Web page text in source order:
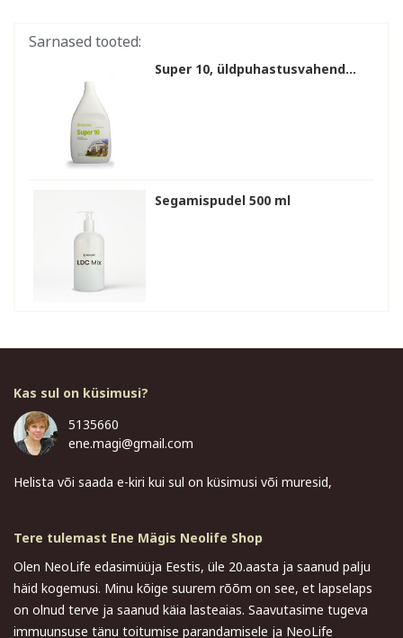
Sarnased tooted:
Super 10, üldpuhastusvahend...
Segamispudel 500 ml
Kas sul on küsimusi?
5135660
ene.magi@gmail.com
Helista või saada e-kiri kui sul on küsimusi või muresid,
Tere tulemast Ene Mägis Neolife Shop
Olen NeoLife edasimüüja Eestis, üle 20.aasta ja saanud palju
häid kogemusi. Minu kõige suurem rõõm on see, et lapselaps
on olnud terve ja saanud käia lasteaias. Saavutasime tugeva
immuunsuse tänu toitumise parandamisele ja NeoLife